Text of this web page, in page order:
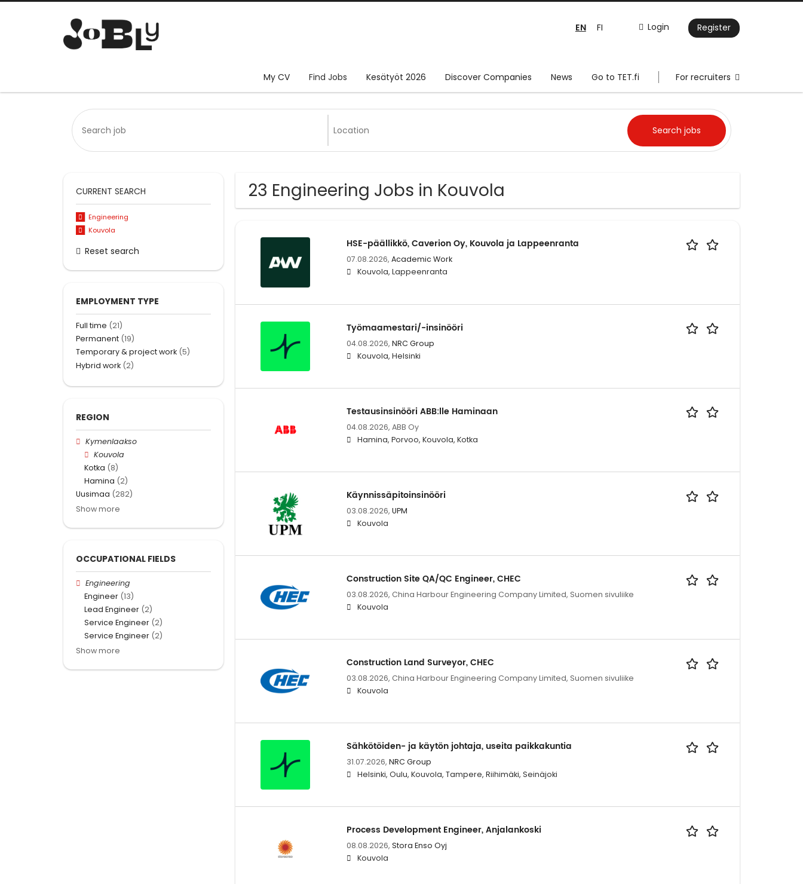
Login Register
EN FI
My CV Find Jobs Kesätyöt 2026 Discover Companies News Go to TET.fi For recruiters
23 Engineering Jobs in Kouvola
HSE-päällikkö, Caverion Oy, Kouvola ja Lappeenranta
07.08.2026, Academic Work
Kouvola, Lappeenranta
Työmaamestari/-insinööri
04.08.2026, NRC Group
Kouvola, Helsinki
Testausinsinööri ABB:lle Haminaan
04.08.2026, ABB Oy
Hamina, Porvoo, Kouvola, Kotka
Käynnissäpitoinsinööri
03.08.2026, UPM
Kouvola
Construction Site QA/QC Engineer, CHEC
03.08.2026, China Harbour Engineering Company Limited, Suomen sivuliike
Kouvola
Construction Land Surveyor, CHEC
03.08.2026, China Harbour Engineering Company Limited, Suomen sivuliike
Kouvola
Sähkötöiden- ja käytön johtaja, useita paikkakuntia
31.07.2026, NRC Group
Helsinki, Oulu, Kouvola, Tampere, Riihimäki, Seinäjoki
Process Development Engineer, Anjalankoski
08.08.2026, Stora Enso Oyj
Kouvola
CURRENT SEARCH
Engineering
Kouvola
Reset search
EMPLOYMENT TYPE
Full time (21)
Permanent (19)
Temporary & project work (5)
Hybrid work (2)
REGION
Kymenlaakso
Kouvola
Kotka (8)
Hamina (2)
Uusimaa (282)
Show more
OCCUPATIONAL FIELDS
Engineering
Engineer (13)
Lead Engineer (2)
Service Engineer (2)
Service Engineer (2)
Show more